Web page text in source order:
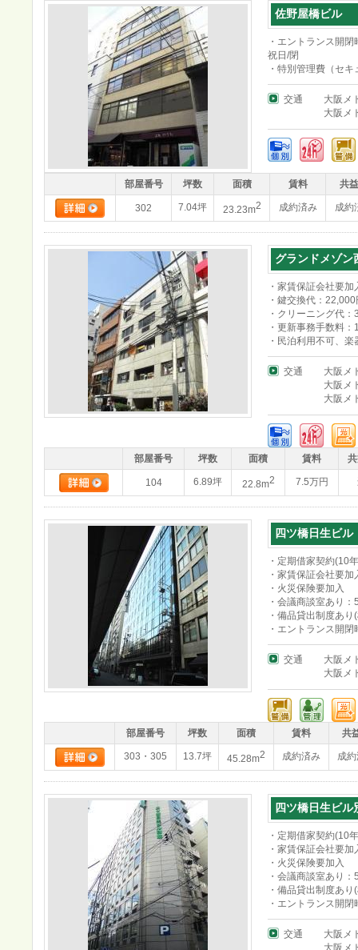
佐野屋橋ビル
・エントランス開
祝日/閉
・特別管理費（セ
交通
大阪メ
大阪メ
部屋番号 坪数 面積 賃料 共
302 7.04坪 23.23m2 成約済み 成約
グランドメゾン
・家賃保証会社要加
・鍵交換代：
・クリーニング代
・更新事務手数料
・民泊利用不可、楽
交通
大阪メ
大阪メ
大阪メ
部屋番号 坪数 面積 賃料
104 6.89坪 22.8m2 7.5万円
四ツ橋日生ビル
・定期借家契約(10
・家賃保証会社要加
・火災保険要加入
・会議商談室あり
・備品貸出制度あ
・エントランス開
交通
大阪メ
大阪メ
部屋番号 坪数 面積 賃料 共
303・305 13.7坪 45.28m2 成約済み 成
四ツ橋日生ビル
・定期借家契約(10
・家賃保証会社要加
・火災保険要加入
・会議商談室あり
・備品貸出制度あ
・エントランス開
交通
大阪メ
大阪メ